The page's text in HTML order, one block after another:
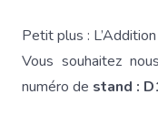
Petit plus :
Vous souhaitez
numéro de stand :